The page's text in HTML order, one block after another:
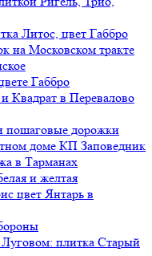
Литос, цвет Габбро
на Московском тракте
Габбро
Квадрат в Перевалово
пошаговые дорожки
доме КП Заповедник
в Тарманах
и желтая
цвет Янтарь в
Луговом: плитка Старый